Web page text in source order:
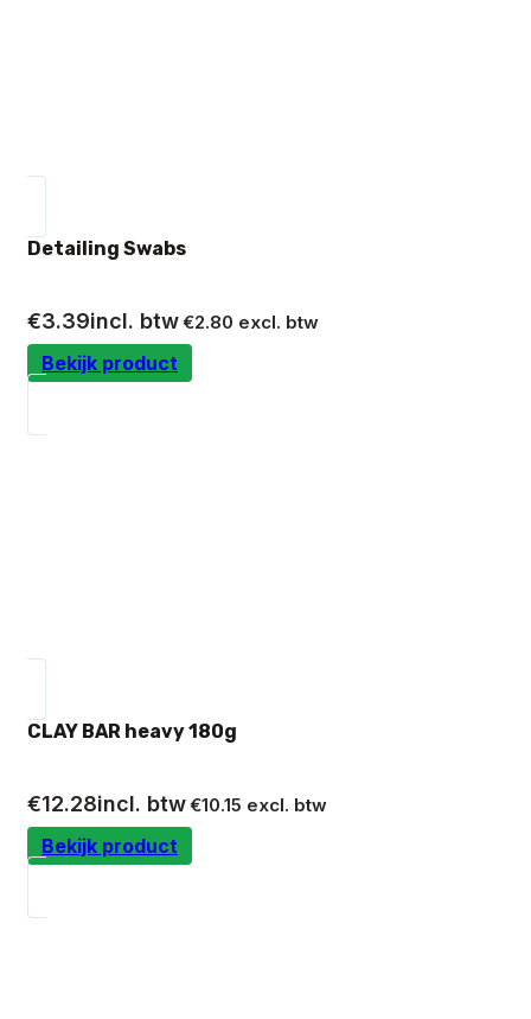
Detailing Swabs
€3.39incl. btw€2.80 excl. btw
Bekijk product
CLAY BAR heavy 180g
€12.28incl. btw€10.15 excl. btw
Bekijk product